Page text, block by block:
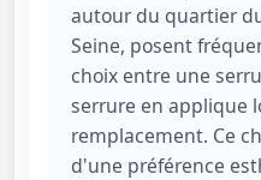
autour du quartier
Seine, posent
choix entre une
serrure en applique
remplacement. Ce
d'une préférence